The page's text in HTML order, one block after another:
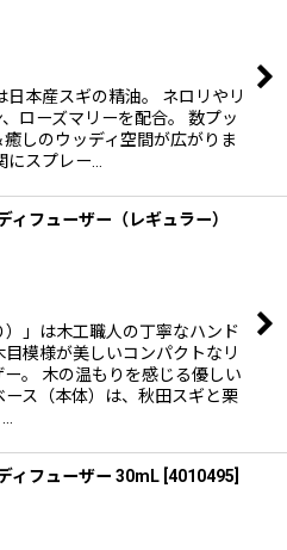
日本産スギの精油。 ネロリやリ
ローズマリーを配合。 数プッ
しのウッディ空間が広がりま
スプレー…
フューザー（レギュラー）
）」は木工職人の丁寧なハンド
目模様が美しいコンパクトなリ
。 木の温もりを感じる優しい
ース（本体）は、秋田スギと栗
ィフューザー 30mL [4010495]